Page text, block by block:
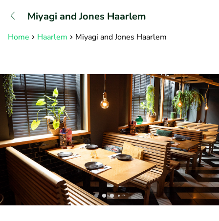
Bereikbaar tot 23:00 uur
Miyagi and Jones Haarlem
Home Haarlem Miyagi and Jones Haarlem